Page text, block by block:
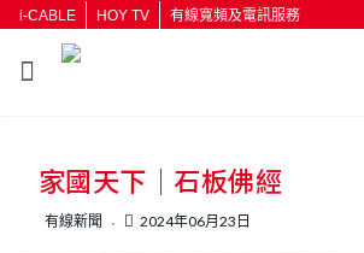
i-CABLE HOY TV 有線寬頻及電訊服務
按輸入鍵開始搜尋
家國天下｜石板佛經
有線新聞 2024年06月23日